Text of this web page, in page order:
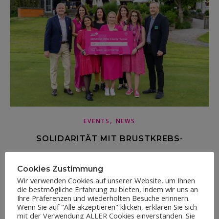
EVENTS , NEWS
SOLIDARITÄT MIT BRUSTKREBS-
GOLFTURNIER 2024
13.07.2024
Cookies Zustimmung
Wir verwenden Cookies auf unserer Website, um Ihnen
die bestmögliche Erfahrung zu bieten, indem wir uns an
Ihre Präferenzen und wiederholten Besuche erinnern.
Wenn Sie auf "Alle akzeptieren" klicken, erklären Sie sich
mit der Verwendung ALLER Cookies einverstanden. Sie